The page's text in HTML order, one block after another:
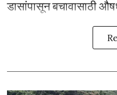
डासांपासून बचावासाठी